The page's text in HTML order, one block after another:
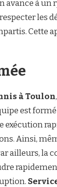
avance à un
les
Cette
à Toulon,
est
Ainsi,
ailleurs, la